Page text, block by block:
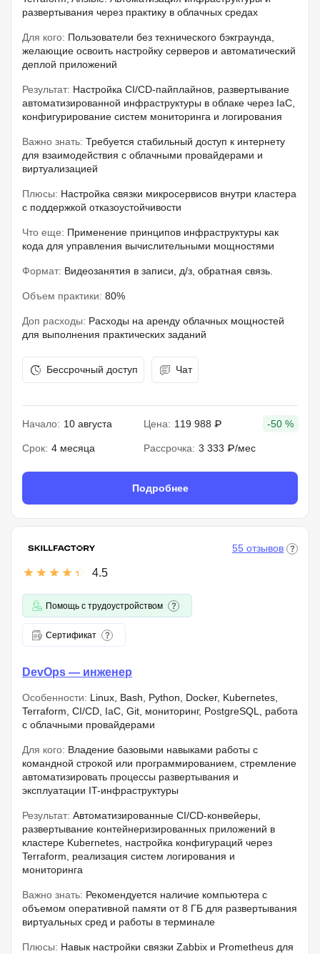
развертывания через практику в облачных средах
Для кого: Пользователи без технического бэкграунда,
желающие освоить настройку серверов и автоматический
деплой приложений
Результат: Настройка CI/CD-пайплайнов, развертывание
автоматизированной инфраструктуры в облаке через IaC,
конфигурирование систем мониторинга и логирования
Важно знать: Требуется стабильный доступ к интернету
для взаимодействия с облачными провайдерами и
виртуализацией
Плюсы: Настройка связки микросервисов внутри кластера
с поддержкой отказоустойчивости
Что еще: Применение принципов инфраструктуры как
кода для управления вычислительными мощностями
Формат: Видеозанятия в записи, д/з, обратная связь.
Объем практики: 80%
Доп расходы: Расходы на аренду облачных мощностей
для выполнения практических заданий
Бессрочный доступ Чат
Начало: 10 августа Цена: 119 988 ₽ -50 %
Срок: 4 месяца Рассрочка: 3 333 ₽/мес
Подробнее
4.5
55 отзывов
Помощь с трудоустройством
Сертификат
DevOps — инженер
Особенности: Linux, Bash, Python, Docker, Kubernetes,
Terraform, CI/CD, IaC, Git, мониторинг, PostgreSQL, работа
с облачными провайдерами
Для кого: Владение базовыми навыками работы с
командной строкой или программированием, стремление
автоматизировать процессы развертывания и
эксплуатации IT-инфраструктуры
Результат: Автоматизированные CI/CD-конвейеры,
развертывание контейнеризированных приложений в
кластере Kubernetes, настройка конфигураций через
Terraform, реализация систем логирования и
мониторинга
Важно знать: Рекомендуется наличие компьютера с
объемом оперативной памяти от 8 ГБ для развертывания
виртуальных сред и работы в терминале
Плюсы: Навык настройки связки Zabbix и Prometheus для